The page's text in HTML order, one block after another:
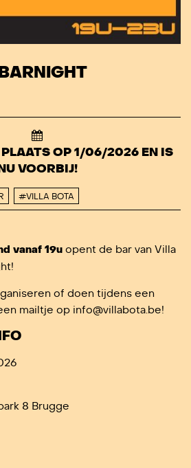
OP 1/06/2026 EN IS
VOORBIJ!
#VILLA BOTA
vanaf 19u opent de bar van Villa
of doen tijdens een
mailtje op info@villabota.be!
8 Brugge